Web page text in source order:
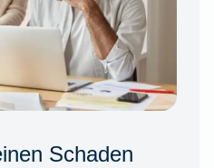
Schaden